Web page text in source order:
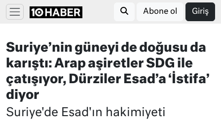
Abone ol Giriş
Suriye’nin güneyi de doğusu da
karıştı: Arap aşiretler SDG ile
çatışıyor, Dürziler Esad’a ‘İstifa’
diyor
Suriye'de Esad'ın hakimiyeti